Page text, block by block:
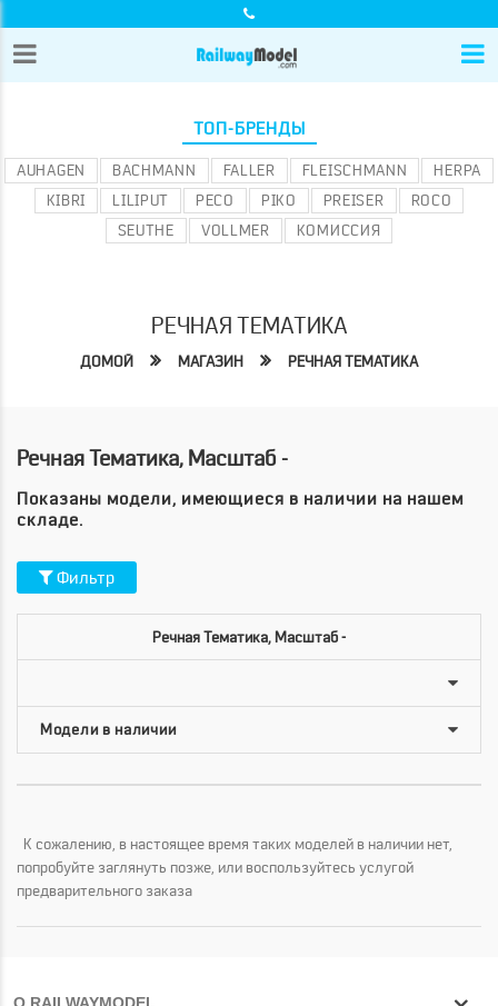
ТОП-БРЕНДЫ
AUHAGEN BACHMANN FALLER FLEISCHMANN
HERPA
KIBRI
LILIPUT PECO PIKO PREISER
ROCO
SEUTHE
VOLLMER КОМИССИЯ
РЕЧНАЯ ТЕМАТИКА
ДОМОЙ МАГАЗИН РЕЧНАЯ ТЕМАТИКА
Речная Тематика, Масштаб -
Показаны модели, имеющиеся в наличии на нашем
складе.
Фильтр
Речная Тематика, Масштаб -
К сожалению, в настоящее время таких моделей в наличии нет,
попробуйте заглянуть позже, или воспользуйтесь услугой
предварительного заказа
О RAILWAYMODEL